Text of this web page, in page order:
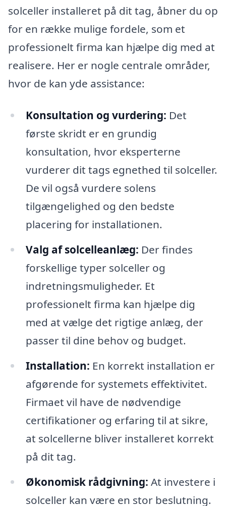
solceller installeret på dit tag, åbner du op
for en række mulige fordele, som et
professionelt firma kan hjælpe dig med at
realisere. Her er nogle centrale områder,
hvor de kan yde assistance:
Konsultation og vurdering: Det
første skridt er en grundig
konsultation, hvor eksperterne
vurderer dit tags egnethed til solceller.
De vil også vurdere solens
tilgængelighed og den bedste
placering for installationen.
Valg af solcelleanlæg: Der findes
forskellige typer solceller og
indretningsmuligheder. Et
professionelt firma kan hjælpe dig
med at vælge det rigtige anlæg, der
passer til dine behov og budget.
Installation: En korrekt installation er
afgørende for systemets effektivitet.
Firmaet vil have de nødvendige
certifikationer og erfaring til at sikre,
at solcellerne bliver installeret korrekt
på dit tag.
Økonomisk rådgivning: At investere i
solceller kan være en stor beslutning.